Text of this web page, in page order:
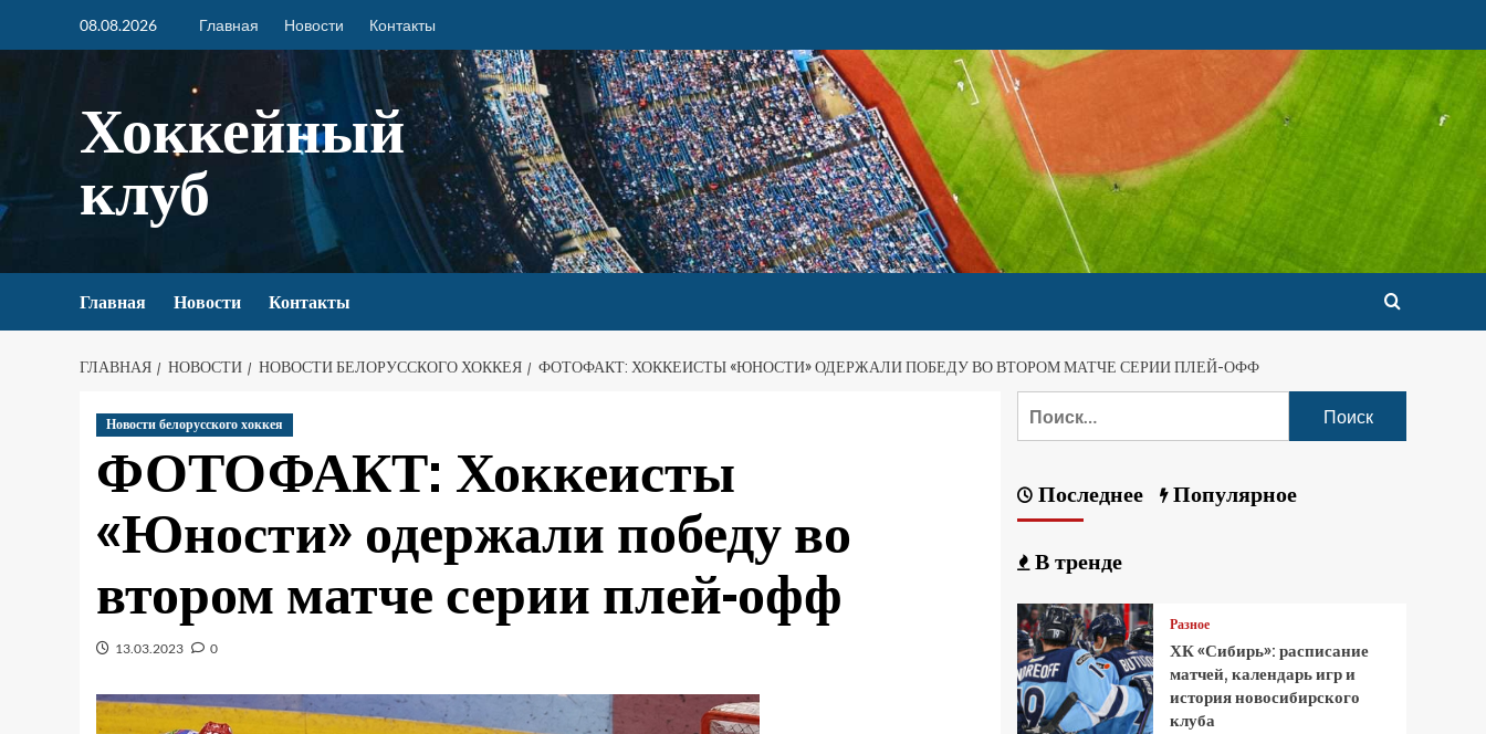
08.08.2026 Главная Новости Контакты
Хоккейный
клуб
Главная Новости Контакты
ГЛАВНАЯ НОВОСТИ НОВОСТИ БЕЛОРУССКОГО ХОККЕЯ ФОТОФАКТ: ХОККЕИСТЫ «ЮНОСТИ» ОДЕРЖАЛИ ПОБЕДУ ВО ВТОРОМ МАТЧЕ СЕРИИ ПЛЕЙ-ОФФ
Новости белорусского хоккея
ФОТОФАКТ: Хоккеисты
«Юности» одержали победу во
втором матче серии плей-офф
13.03.2023 0
Последнее Популярное
В тренде
Разное
ХК «Сибирь»: расписание
матчей, календарь игр и
история новосибирского
клуба